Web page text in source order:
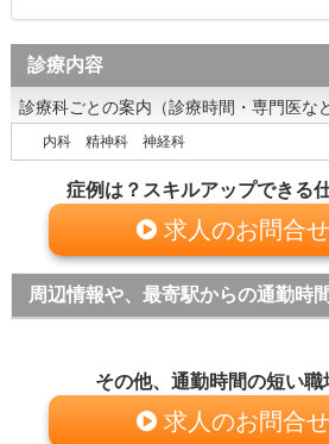
診療内容
診療科ごとの案内（診療時間・専門医など
内科 精神科 神経科
症例は？スキルアップできる
求人のお問合
周辺情報や、最寄駅からの通勤時間
その他、通勤時間の短い職
求人のお問合